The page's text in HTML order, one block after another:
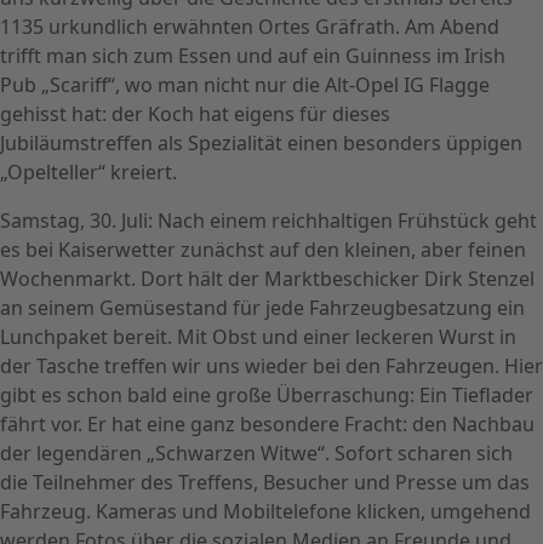
1135 urkundlich erwähnten Ortes Gräfrath. Am Abend
trifft man sich zum Essen und auf ein Guinness im Irish
Pub „Scariff“, wo man nicht nur die Alt-Opel IG Flagge
gehisst hat: der Koch hat eigens für dieses
Jubiläumstreffen als Spezialität einen besonders üppigen
„Opelteller“ kreiert.
Samstag, 30. Juli: Nach einem reichhaltigen Frühstück geht
es bei Kaiserwetter zunächst auf den kleinen, aber feinen
Wochenmarkt. Dort hält der Marktbeschicker Dirk Stenzel
an seinem Gemüsestand für jede Fahrzeugbesatzung ein
Lunchpaket bereit. Mit Obst und einer leckeren Wurst in
der Tasche treffen wir uns wieder bei den Fahrzeugen. Hier
gibt es schon bald eine große Überraschung: Ein Tieflader
fährt vor. Er hat eine ganz besondere Fracht: den Nachbau
der legendären „Schwarzen Witwe“. Sofort scharen sich
die Teilnehmer des Treffens, Besucher und Presse um das
Fahrzeug. Kameras und Mobiltelefone klicken, umgehend